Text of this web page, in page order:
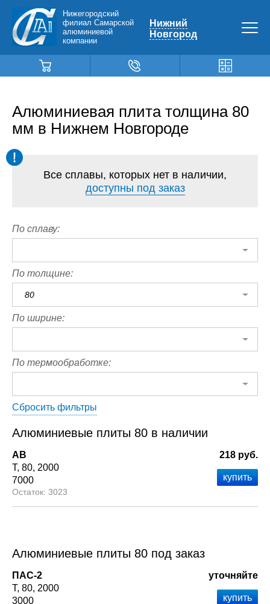
Нижегородский
филиал Самарской
алюминиевой
компании
Нижний
Новгород
Алюминиевая плита толщина 80
мм в Нижнем Новгороде
Все сплавы, которых нет в наличии,
доступны под заказ
По сплаву:
По толщине:
80
По ширине:
По термообработке:
Сбросить фильтры
Алюминиевые плиты 80 в наличии
АВ
Т 80 2000
7000
3023
218 руб.
Алюминиевые плиты 80 под заказ
ПАС-2
Т 80 2000
3000
уточняйте